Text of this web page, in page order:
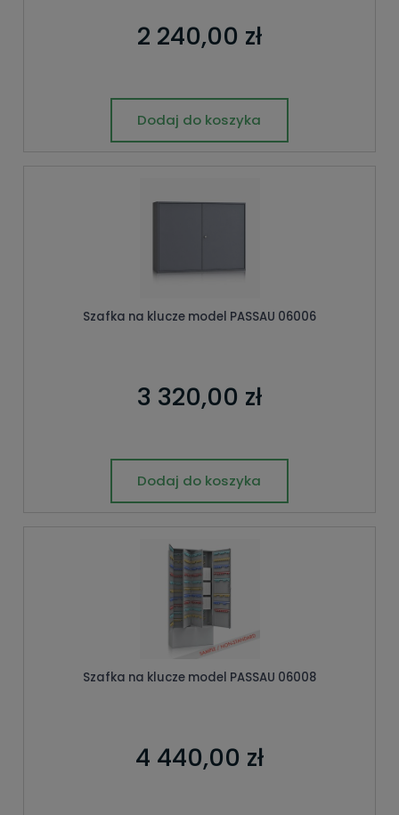
2 240,00 zł
Dodaj do koszyka
Szafka na klucze model PASSAU 06006
3 320,00 zł
Dodaj do koszyka
Szafka na klucze model PASSAU 06008
4 440,00 zł